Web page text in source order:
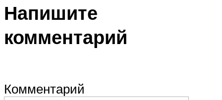
Напишите
комментарий
Комментарий